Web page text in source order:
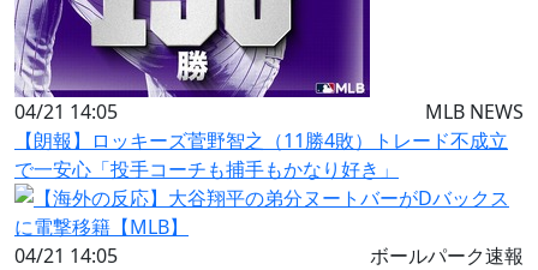
04/21 14:05
MLB NEWS
【朗報】ロッキーズ菅野智之（11勝4敗）トレード不成立
で一安心「投手コーチも捕手もかなり好き」
04/21 14:05
ボールパーク速報